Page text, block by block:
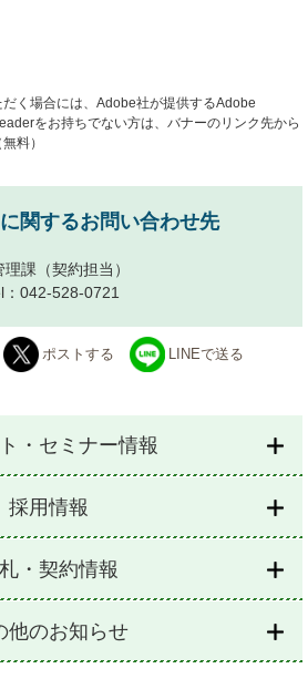
く場合には、Adobe社が提供するAdobe
をお持ちでない方は、バナーのリンク先から
料）
関するお問い合わせ先
理課 （契約担当）
：042-528-0721
ポストする LINEで送る
・セミナー情報
採用情報
・契約情報
他のお知らせ